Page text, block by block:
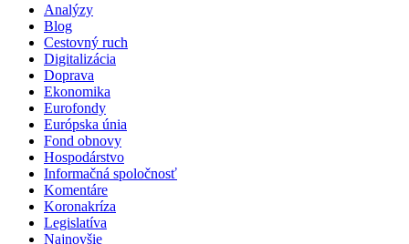
Analýzy
Blog
Cestovný ruch
Digitalizácia
Doprava
Ekonomika
Eurofondy
Európska únia
Fond obnovy
Hospodárstvo
Informačná spoločnosť
Komentáre
Koronakríza
Legislatíva
Najnovšie